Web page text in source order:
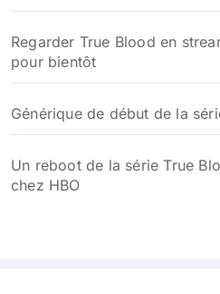
Regarder True Blood en
pour bientôt
Générique de début de la
Un reboot de la série True
chez HBO